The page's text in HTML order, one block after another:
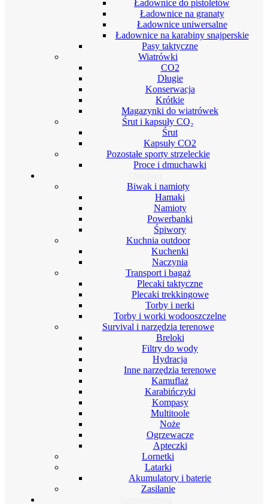
Ładownice do pistoletów
Ładownice na granaty
Ładownice uniwersalne
Ładownice na karabiny snajperskie
Pasy taktyczne
Wiatrówki
CO2
Długie
Konserwacja
Krótkie
Magazynki do wiatrówek
Śrut i kapsuły CO₂
Śrut
Kapsuły CO2
Pozostałe sporty strzeleckie
Proce i dmuchawki
Biwak i namioty
Hamaki
Namioty
Powerbanki
Śpiwory
Kuchnia outdoor
Kuchenki
Naczynia
Transport i bagaż
Plecaki taktyczne
Plecaki trekkingowe
Torby i nerki
Torby i worki wodooszczelne
Survival i narzędzia terenowe
Breloki
Filtry do wody
Hydracja
Inne narzędzia terenowe
Kamuflaż
Karabińczyki
Kompasy
Multitoole
Noże
Ogrzewacze
Apteczki
Lornetki
Latarki
Akumulatory i baterie
Zasilanie